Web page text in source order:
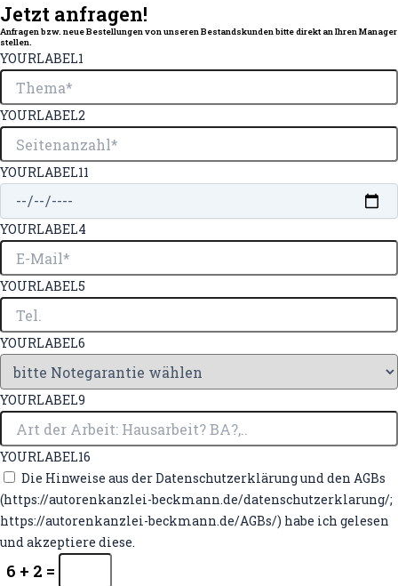
Jetzt anfragen!
Anfragen bzw. neue Bestellungen von unseren Bestandskunden bitte direkt an Ihren Manager
stellen.
YOURLABEL1
YOURLABEL2
YOURLABEL11
YOURLABEL4
YOURLABEL5
YOURLABEL6
YOURLABEL9
YOURLABEL16
Die Hinweise aus der Datenschutzerklärung und den AGBs
(https://autorenkanzlei-beckmann.de/datenschutzerklarung/;
https://autorenkanzlei-beckmann.de/AGBs/) habe ich gelesen
und akzeptiere diese.
6 + 2 =